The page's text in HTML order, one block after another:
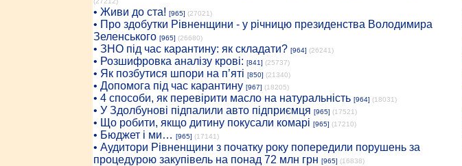
• Живи до ста! [965] (27021)
• Про здобутки Рівненщини - у річницю президенства Володимира
Зеленського [965] (26680)
• ЗНО під час карантину: як складати? [964] (26241)
• Розшифровка аналізу крові: [841] (25737)
• Як позбутися шпори на п’яті [850] (21340)
• Допомога під час карантину [967] (18205)
• 4 способи, як перевірити масло на натуральність [964] (18031)
• У Здолбунові підпалили авто підприємця [965] (17521)
• Що робити, якщо дитину покусали комарі [965] (17210)
• Бюджет і ми… [965] (17141)
• Аудитори Рівненщини з початку року попередили порушень за
процедурою закупівель на понад 72 млн грн [965] (16838)